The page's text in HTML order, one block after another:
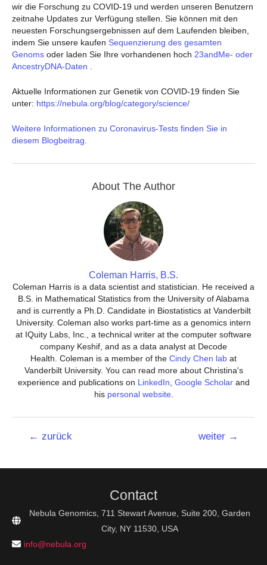
wir die Forschung zu COVID-19 und werden unseren Benutzern
zeitnahe Updates zur Verfügung stellen. Sie können mit den
neuesten Forschungsergebnissen auf dem Laufenden bleiben,
indem Sie unsere kaufen Sequenzierung des gesamten
Genoms oder laden Sie Ihre vorhandenen hoch 23andMe- oder
AncestryDNA-Daten
Aktuelle Informationen zur Genetik von COVID-19 finden Sie
unter: https://nebula.org/blog/category/science/
Weitere Informationen zu Coronavirus-Tests finden Sie in
diesem Blogbeitrag.
About The Author
Coleman Harris, B.S.
Coleman Harris is a data scientist and statistician. He received a
B.S. in Mathematical Statistics from the University of Alabama
and is currently a Ph.D. Candidate in Biostatistics at Vanderbilt
University. Coleman also works part-time as a genomics intern
at IQuity Labs, Inc., a technical writer at the computer software
company Keshif, and as a data analyst at Decode
Health. Coleman is a member of the Cindy Chen lab at
Vanderbilt University. You can read more about Christina's
experience and publications on LinkedIn, Google Scholarand
his personal website.
Beitrags-
← zurück weiter →
Contact
Nebula Genomics, 711 Stewart Avenue, Suite 200, Garden
City, NY 11530, USA
info@nebula.org